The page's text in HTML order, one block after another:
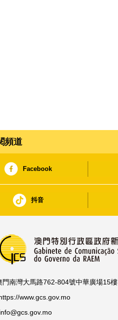
頻道
Facebook
抖音
門南灣大馬路762-804號中華廣場15樓
www.gcs.gov.mo
info@gcs.gov.mo